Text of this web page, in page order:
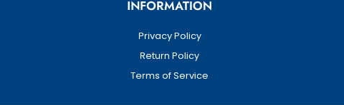
INFORMATION
Privacy Policy
Return Policy
Terms of Service